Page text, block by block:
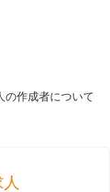
の作成者について